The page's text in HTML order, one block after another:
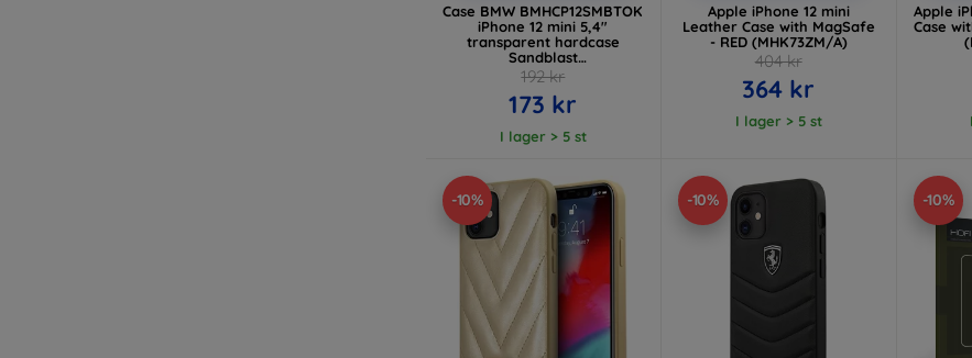
Case BMW BMHCP12SMBTOK
iPhone 12 mini 5,4"
transparent hardcase
Sandblast
(BMHCP12SMBTOK)
192 kr
173 kr
I lager > 5 st
Apple iPhone 12 mini
Leather Case with MagSafe
- RED (MHK73ZM/A)
404 kr
364 kr
I lager > 5 st
Apple
Case
-10% -10% -10%